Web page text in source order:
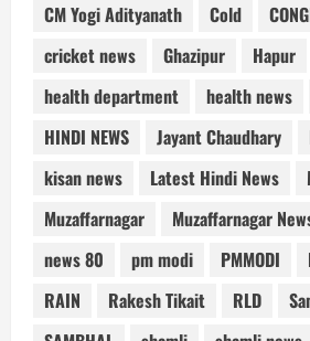
CM Yogi Adityanath
Cold
cricket news
Ghazipur Hapur
health department
health news
HINDI NEWS
Jayant Chaudhary
kisan news
Latest Hindi News
Muzaffarnagar
Muzaffarnagar
news 80
pm modi PMMODI
RAIN
Rakesh Tikait RLD